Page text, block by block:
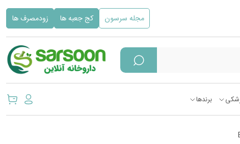
مجله سرسون کج جعبه ها زودمصرف ها
برندها